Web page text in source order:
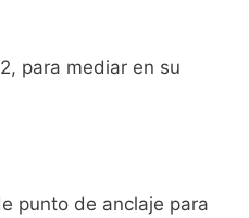
para mediar en su
punto de anclaje para